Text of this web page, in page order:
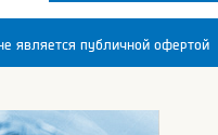
является публичной офертой